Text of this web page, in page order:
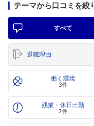
テーマから口コミを絞
すべて
退職理由
働く環境
3件
残業・休日出勤
2件